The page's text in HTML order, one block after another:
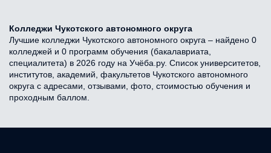
Колледжи Чукотского автономного округа
Лучшие колледжи Чукотского автономного округа – найдено 0
колледжей и 0 программ обучения (бакалавриата,
специалитета) в 2026 году на Учёба.ру. Список университетов,
институтов, академий, факультетов Чукотского автономного
округа с адресами, отзывами, фото, стоимостью обучения и
проходным баллом.